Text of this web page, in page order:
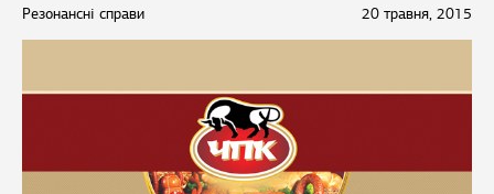
20 травня, 2015
Резонансні справи